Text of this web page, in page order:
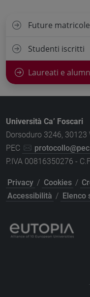
Future matricole
Studenti iscritti
Laureati e
Università Ca’ Foscari
Dorsoduro 3246, 30123
PEC
P.IVA 00816350276 -
Privacy / Cookies /
Accessibilità / Elenco